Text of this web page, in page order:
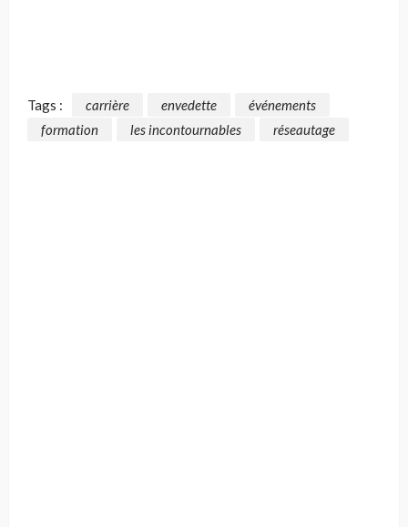
Tags : carrière envedette
événements
formation
les incontournables réseautage